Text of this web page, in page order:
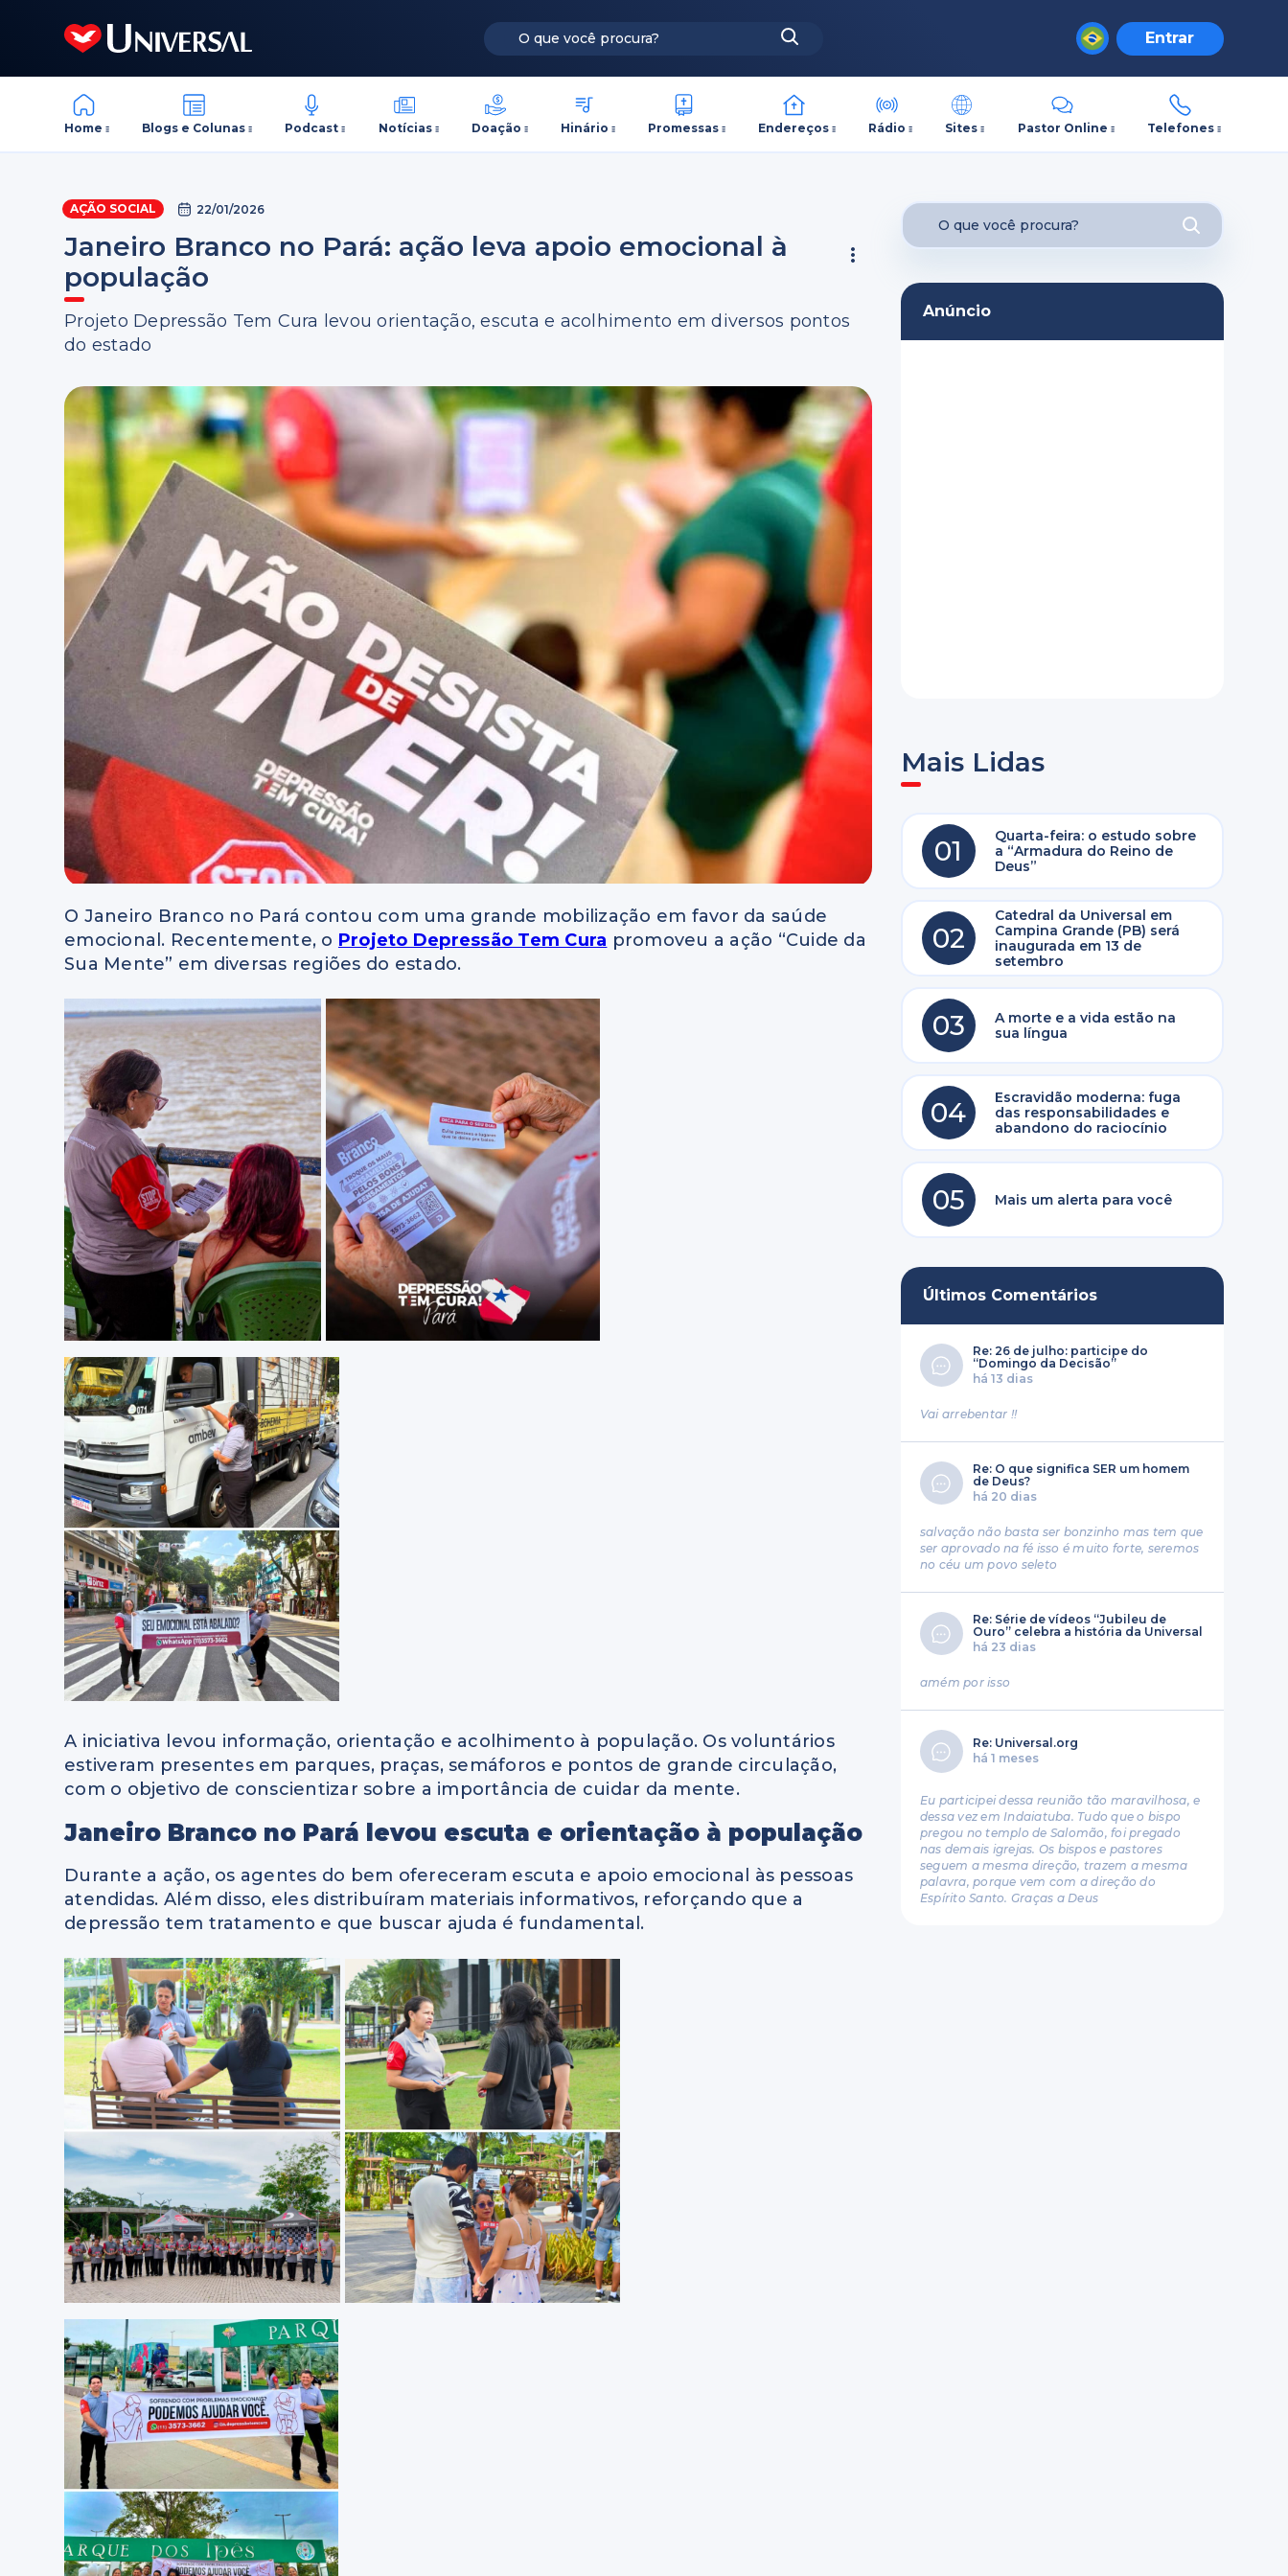
Entrar
Home Blogs e Colunas Podcast Notícias Doação Hinário Promessas Endereços Rádio Sites Pastor Online Telefones
AÇÃO SOCIAL 22/01/2026
Janeiro Branco no Pará: ação leva apoio emocional à
população
Projeto Depressão Tem Cura levou orientação, escuta e acolhimento em diversos pontos
do estado
O Janeiro Branco no Pará contou com uma grande mobilização em favor da saúde
emocional. Recentemente, o Projeto Depressão Tem Cura promoveu a ação “Cuide da
Sua Mente” em diversas regiões do estado.
A iniciativa levou informação, orientação e acolhimento à população. Os voluntários
estiveram presentes em parques, praças, semáforos e pontos de grande circulação,
com o objetivo de conscientizar sobre a importância de cuidar da mente.
Janeiro Branco no Pará levou escuta e orientação à população
Durante a ação, os agentes do bem ofereceram escuta e apoio emocional às pessoas
atendidas. Além disso, eles distribuíram materiais informativos, reforçando que a
depressão tem tratamento e que buscar ajuda é fundamental.
Anúncio
Mais Lidas
01
Quarta-feira: o estudo sobre
a “Armadura do Reino de
Deus”
02
Catedral da Universal em
Campina Grande (PB) será
inaugurada em 13 de
setembro
03
A morte e a vida estão na
sua língua
04
Escravidão moderna: fuga
das responsabilidades e
abandono do raciocínio
05 Mais um alerta para você
Últimos Comentários
Re: 26 de julho: participe do
“Domingo da Decisão”
há 13 dias
Vai arrebentar !!
Re: O que significa SER um homem
de Deus?
há 20 dias
salvação não basta ser bonzinho mas tem que
ser aprovado na fé isso é muito forte, seremos
no céu um povo seleto
Re: Série de vídeos “Jubileu de
Ouro” celebra a história da Universal
há 23 dias
amém por isso
Re: Universal.org
há 1 meses
Eu participei dessa reunião tão maravilhosa, e
dessa vez em Indaiatuba. Tudo que o bispo
pregou no templo de Salomão, foi pregado
nas demais igrejas. Os bispos e pastores
seguem a mesma direção, trazem a mesma
palavra, porque vem com a direção do
Espírito Santo. Graças a Deus